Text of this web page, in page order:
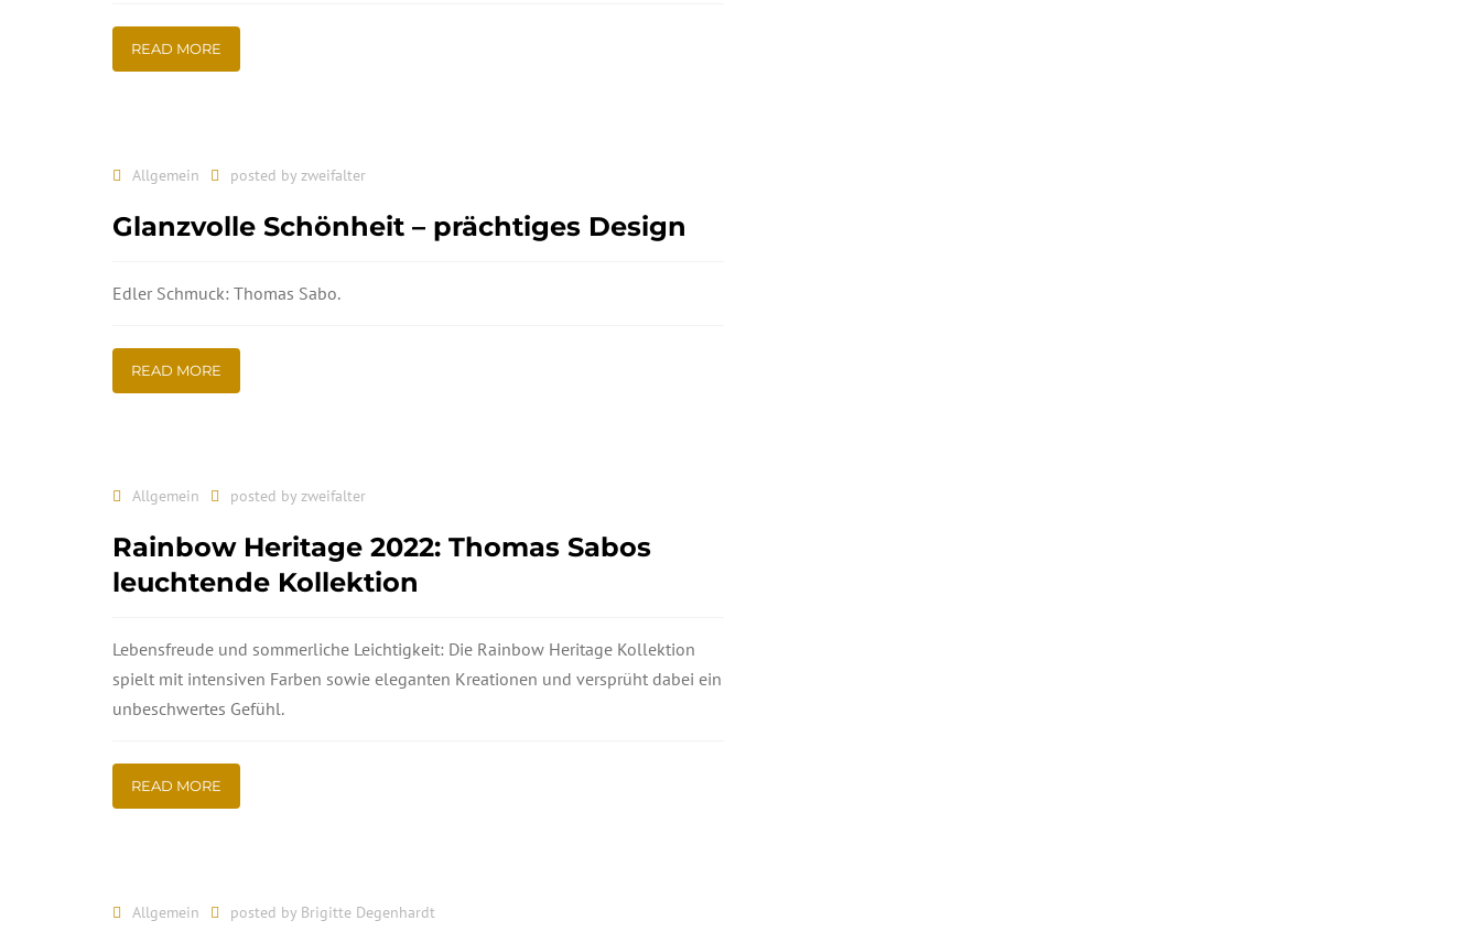
READ MORE
Allgemein posted by zweifalter
Glanzvolle Schönheit – prächtiges Design
Edler Schmuck: Thomas Sabo.
READ MORE
Allgemein posted by zweifalter
Rainbow Heritage 2022: Thomas Sabos
leuchtende Kollektion
Lebensfreude und sommerliche Leichtigkeit: Die Rainbow Heritage Kollektion
spielt mit intensiven Farben sowie eleganten Kreationen und versprüht dabei ein
unbeschwertes Gefühl.
READ MORE
Allgemein posted by Brigitte Degenhardt